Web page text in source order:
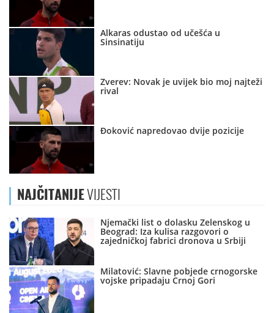
Alkaras odustao od učešća u
Sinsinatiju
Zverev: Novak je uvijek bio moj najteži
rival
Đoković napredovao dvije pozicije
NAJČITANIJEVIJESTI
Njemački list o dolasku Zelenskog u
Beograd: Iza kulisa razgovori o
zajedničkoj fabrici dronova u Srbiji
Milatović: Slavne pobjede crnogorske
vojske pripadaju Crnoj Gori